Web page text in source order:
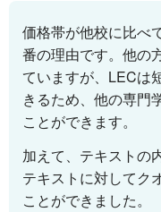
価格帯が他校に比べ
番の理由です。他の
ていますが、LECは
きるため、他の専門
ことができます。
加えて、テキストの
テキストに対してク
ことができました。